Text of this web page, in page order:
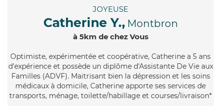
JOYEUSE
Catherine Y., Montbron
à 5km de chez Vous
Optimiste, expérimentée et coopérative, Catherine a 5 ans
d'expérience et possède un diplôme d'Assistante De Vie aux
Familles (ADVF). Maitrisant bien la dépression et les soins
médicaux à domicile, Catherine apporte ses services de
transports, ménage, toilette/habillage et courses/livraison*